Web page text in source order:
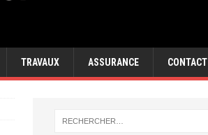
TRAVAUX ASSURANCE CONTACT